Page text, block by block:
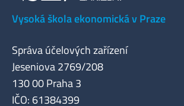
Vysoká škola ekonomická v Praze
Správa účelových zařízení
Jeseniova 2769/208
130 00 Praha 3
IČO: 61384399